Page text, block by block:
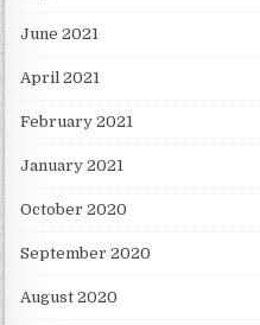
June 2021
April 2021
February 2021
January 2021
October 2020
September 2020
August 2020